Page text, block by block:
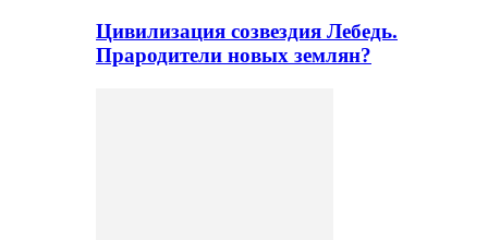
Цивилизация созвездия Лебедь.
Прародители новых землян?